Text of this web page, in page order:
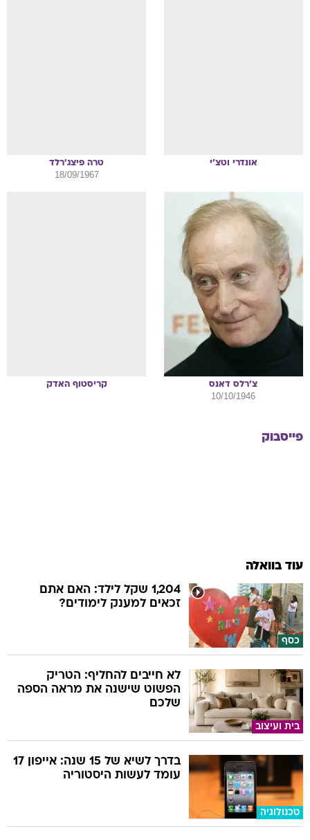
אונדרי וטצ'י טרה פיצג'רלד
18/09/1967
צ'רלס דאנס
10/10/1946
קריסטוף האדק
פייסבוק
עוד בוואלה
כסף
1,204 שקל לילד: האם אתם
זכאים למענק לימודים?
בית ועיצוב
לא חייבים להחליף: הטריק
הפשוט שישנה את מראה הספה
שלכם
טכנולוגיה
בדרך לשיא של 15 שנה: אייפון 17
עומד לעשות היסטוריה